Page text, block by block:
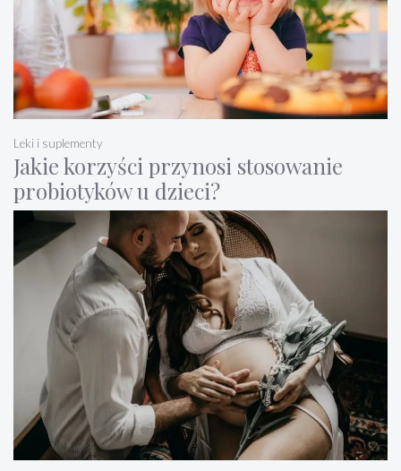
Jakie korzyści przynosi stosowanie
probiotyków u dzieci?
Leki i suplementy